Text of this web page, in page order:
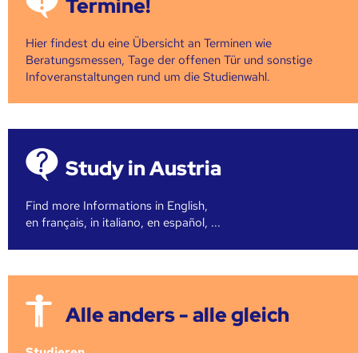
Termine!
Hier findest du eine Übersicht an Terminen wie
Beratungsmessen, Tage der offenen Tür und sonstige
Infoveranstaltungen rund um die Studienwahl.
Study in Austria
Find more Informations in English,
en français, in italiano, en español, ...
Alle anders - alle gleich